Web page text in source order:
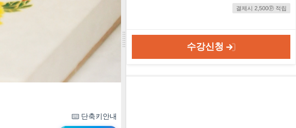
단축키안내
결제시 2,500ⓟ 적립
수강신청